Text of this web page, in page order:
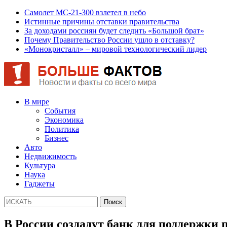
Самолет МС-21-300 взлетел в небо
Истинные причины отставки правительства
За доходами россиян будет следить «Большой брат»
Почему Правительство России ушло в отставку?
«Монокристалл» – мировой технологический лидер
В мире
События
Экономика
Политика
Бизнес
Авто
Недвижимость
Культура
Наука
Гаджеты
В России создадут банк для